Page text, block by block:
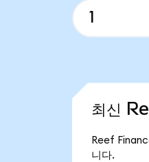
최신
Reef
니다.